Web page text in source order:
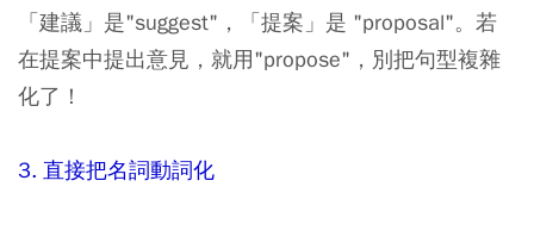
「建議」是"suggest"，「提案」是 "proposal"。若
在提案中提出意見，就用"propose"，別把句型複雜
化了！
3. 直接把名詞動詞化